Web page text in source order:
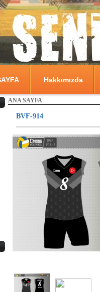
Hakkımızda
ANA SAYFA
BVF-914